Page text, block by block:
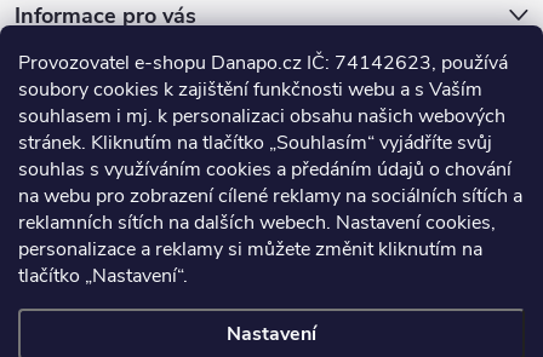
Provozovatel e-shopu Danapo.cz IČ: 74142623, používá
soubory cookies k zajištění funkčnosti webu a s Vaším
souhlasem i mj. k personalizaci obsahu našich webových
stránek. Kliknutím na tlačítko „Souhlasím“ vyjádříte svůj
souhlas s využíváním cookies a předáním údajů o chování
na webu pro zobrazení cílené reklamy na sociálních sítích a
reklamních sítích na dalších webech. Nastavení cookies,
personalizace a reklamy si můžete změnit kliknutím na
tlačítko „Nastavení“.
Nastavení
Informace pro vás
Dotazník
Co upřednosťnujete?
Počet hlasů:437
Facebook